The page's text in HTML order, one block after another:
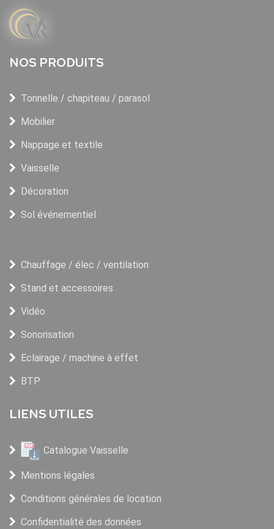
NOS PRODUITS
Tonnelle / chapiteau / parasol
Mobilier
Nappage et textile
Vaisselle
Décoration
Sol événementiel
Chauffage / élec / ventilation
Stand et accessoires
Vidéo
Sonorisation
Eclairage / machine à effet
BTP
LIENS UTILES
Catalogue Vaisselle
Mentions légales
Conditions générales de location
Confidentialité des données